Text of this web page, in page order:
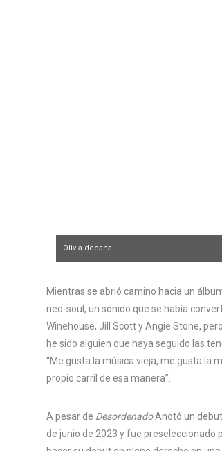
Olivia decana
Lola Mansell
Mientras se abrió camino hacia un
neo-soul, un sonido que se había
Winehouse, Jill Scott y Angie Stone,
he sido alguien que haya seguido las
“Me gusta la música vieja, me gusta la
propio carril de esa manera”.
A pesar de DesordenadoAnotó un
de junio de 2023 y fue preseleccionado